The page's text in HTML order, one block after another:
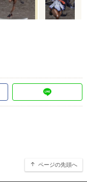
ページの先頭へ